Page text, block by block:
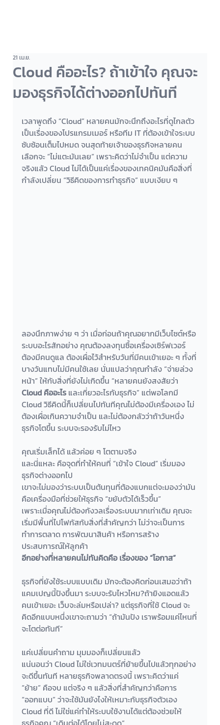
Cloud คืออะไร? ถ้าเข้าใจ คุณจะ
มองธุรกิจได้ต่างออกไปทันที
21 เม.ย.
เวลาพูดถึง “Cloud” หลายคนมักจะนึกถึงอะไรที่ดูไกลตัว
เป็นเรื่องของโปรแกรมเมอร์ หรือทีม IT ที่ต้องเข้าใจระบบ
ซับซ้อนเต็มไปหมด จนสุดท้ายเจ้าของธุรกิจหลายคน
เลือกจะ “ไม่แตะมันเลย” เพราะคิดว่าไม่จำเป็น แต่ความ
จริงแล้ว Cloud ไม่ได้เป็นแค่เรื่องของเทคนิคมันคือสิ่งที่
กำลังเปลี่ยน “วิธีคิดของการทำธุรกิจ” แบบเงียบ ๆ
ลองนึกภาพง่าย ๆ ว่า เมื่อก่อนถ้าคุณอยากมีเว็บไซต์หรือ
ระบบอะไรสักอย่าง คุณต้องลงทุนซื้อเครื่องเซิร์ฟเวอร์
ต้องมีคนดูแล ต้องเผื่อไว้สำหรับวันที่มีคนเข้าเยอะ ๆ ทั้งที่
บางวันแทบไม่มีคนใช้เลย นั่นแปลว่าคุณกำลัง “จ่ายล่วง
หน้า” ให้กับสิ่งที่ยังไม่เกิดขึ้น “หลายคนยังสงสัยว่า
Cloud คืออะไร และเกี่ยวอะไรกับธุรกิจ” แต่พอโลกมี
Cloud วิธีคิดนี้ก็เปลี่ยนไปทันทีคุณไม่ต้องมีเครื่องเอง ไม่
ต้องเผื่อเกินความจำเป็น และไม่ต้องกลัวว่าถ้าวันหนึ่ง
ธุรกิจโตขึ้น ระบบจะรองรับไม่ไหว
คุณเริ่มเล็กได้ แล้วค่อย ๆ โตตามจริง
และนี่แหละ คือจุดที่ทำให้คนที่ “เข้าใจ Cloud” เริ่มมอง
ธุรกิจต่างออกไป
เขาจะไม่มองว่าระบบเป็นต้นทุนที่ต้องแบกแต่จะมองว่ามัน
คือเครื่องมือที่ช่วยให้ธุรกิจ “ขยับตัวได้เร็วขึ้น”
เพราะเมื่อคุณไม่ต้องกังวลเรื่องระบบมากเท่าเดิม คุณจะ
เริ่มมีพื้นที่ไปโฟกัสกับสิ่งที่สำคัญกว่า ไม่ว่าจะเป็นการ
ทำการตลาด การพัฒนาสินค้า หรือการสร้าง
ประสบการณ์ให้ลูกค้า
อีกอย่างที่หลายคนไม่ทันคิดคือ เรื่องของ “โอกาส”
ธุรกิจที่ยังใช้ระบบแบบเดิม มักจะต้องคิดก่อนเสมอว่าถ้า
แคมเปญนี้ปังขึ้นมา ระบบจะรับไหวไหม?ถ้ายิงแอดแล้ว
คนเข้าเยอะ เว็บจะล่มหรือเปล่า? แต่ธุรกิจที่ใช้ Cloud จะ
คิดอีกแบบหนึ่งเขาจะถามว่า “ถ้ามันปัง เราพร้อมแค่ไหนที่
จะโตต่อทันที”
แค่เปลี่ยนคำถาม มุมมองก็เปลี่ยนแล้ว
แน่นอนว่า Cloud ไม่ใช่เวทมนตร์ที่ย้ายขึ้นไปแล้วทุกอย่าง
จะดีขึ้นทันที หลายธุรกิจพลาดตรงนี้ เพราะคิดว่าแค่
“ย้าย” คือจบ แต่จริง ๆ แล้วสิ่งที่สำคัญกว่าคือการ
“ออกแบบ” ว่าจะใช้มันยังไงให้เหมาะกับธุรกิจตัวเอง
Cloud ที่ดี ไม่ใช่แค่ทำให้ระบบใช้งานได้แต่ต้องช่วยให้